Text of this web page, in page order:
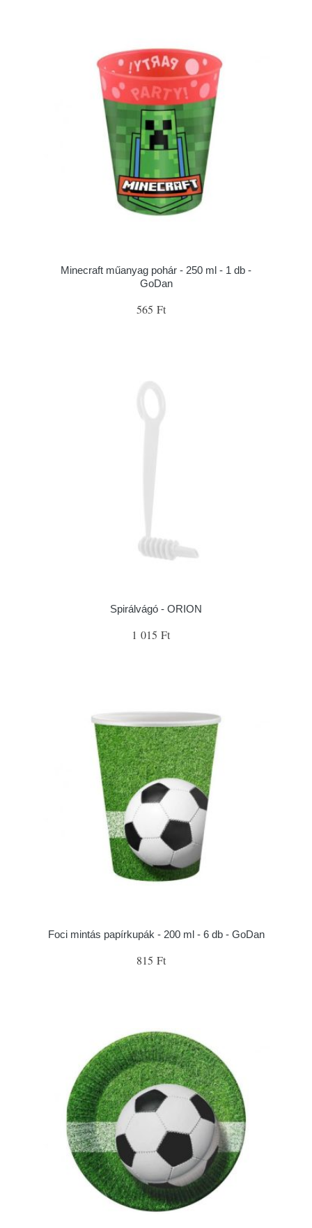
Minecraft műanyag pohár - 250 ml - 1 db -
GoDan
565 Ft
Spirálvágó - ORION
1 015 Ft
Foci mintás papírkupák - 200 ml - 6 db - GoDan
815 Ft